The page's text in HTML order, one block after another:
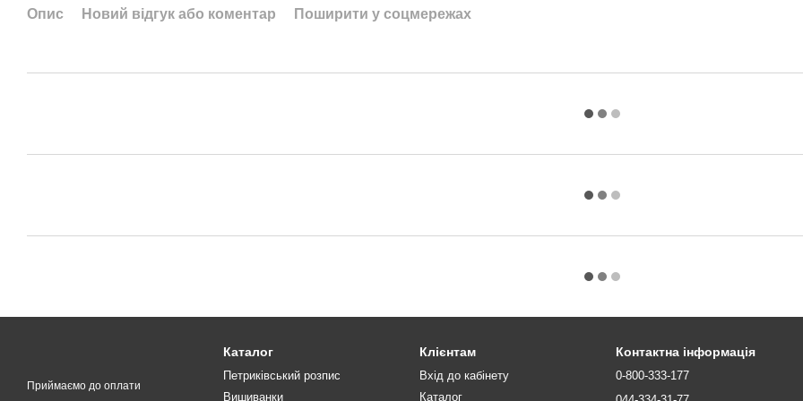
Опис Новий відгук або коментар Поширити у соцмережах
Приймаємо до оплати
Каталог
Петриківський розпис
Вишиванки
Клієнтам
Вхід до кабінету
Каталог
Контактна інформація
0-800-333-177